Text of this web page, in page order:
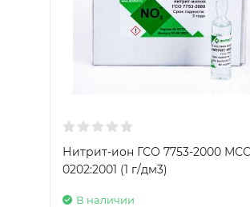
Нитрит-ион ГСО 7753-2000
0202:2001 (1 г/дм3)
В наличии